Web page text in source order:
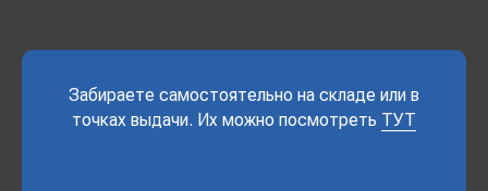
Забираете самостоятельно на складе или в
точках выдачи. Их можно посмотреть ТУТ